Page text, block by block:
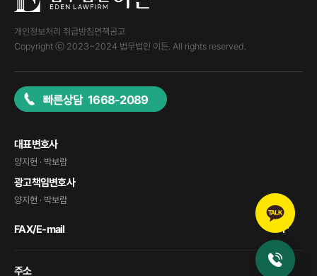
개인정보처리 취급방침면책공고
Copyright ⓒ 2023~2024 법무법인 이든. All rights reserved.
빠른상담 1668-2089
대표변호사
양지현 · 박보람
광고책임변호사
양지현 · 박보람
FAX/E-mail
주소